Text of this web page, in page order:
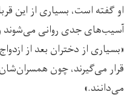
او گفته است، بسیاری از این
آسیب‌های جدی روانی می‌شوند
«بسیاری از دختران بعد از
قرار می‌گیرند، چون
می‌دانند.»